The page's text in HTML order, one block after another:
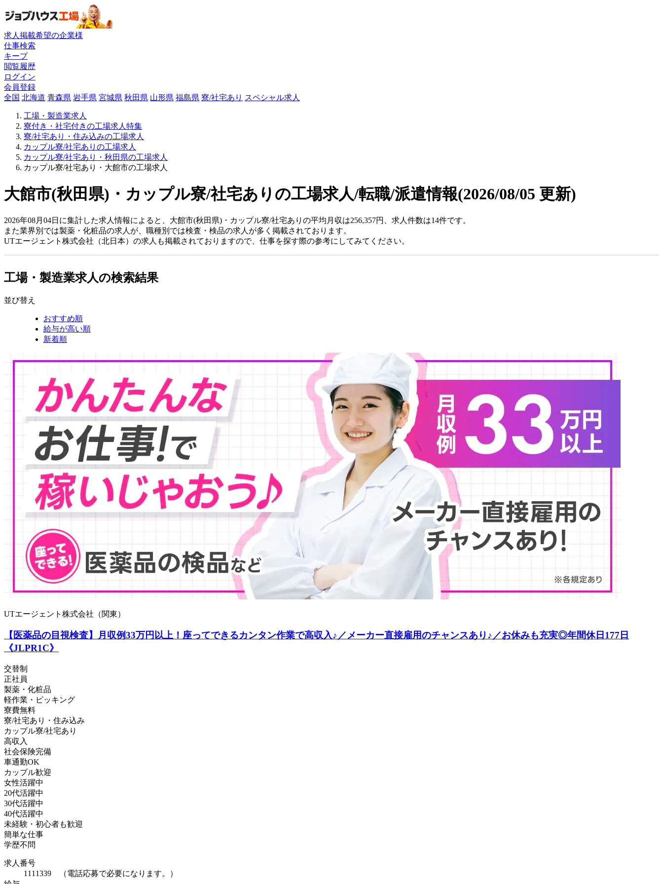
求人掲載希望の企業様
仕事検索
キープ
閲覧履歴
ログイン
会員登録
全国 北海道 青森県 岩手県 宮城県 秋田県 山形県 福島県 寮/社宅あり スペシャル求人
工場・製造業求人
寮付き・社宅付きの工場求人特集
寮/社宅あり・住み込みの工場求人
カップル寮/社宅ありの工場求人
カップル寮/社宅あり・秋田県の工場求人
カップル寮/社宅あり・大館市の工場求人
大館市(秋田県)・カップル寮/社宅ありの工場求人/転職/派遣情報(2026/08/05 更新)
2026年08月04日に集計した求人情報によると、大館市(秋田県)・カップル寮/社宅ありの平均月収は256,357円、求人件数は14件です。
また業界別では製薬・化粧品の求人が、職種別では検査・検品の求人が多く掲載されております。
UTエージェント株式会社（北日本）の求人も掲載されておりますので、仕事を探す際の参考にしてみてください。
工場・製造業求人の検索結果
並び替え
おすすめ順
給与が高い順
新着順
UTエージェント株式会社（関東）
【医薬品の目視検査】月収例33万円以上！座ってできるカンタン作業で高収入♪／メーカー直接雇用のチャンスあり♪／お休みも充実◎年間休日177日
《JLPR1C》
交替制
正社員
製薬・化粧品
軽作業・ピッキング
寮費無料
寮/社宅あり・住み込み
カップル寮/社宅あり
高収入
社会保険完備
車通勤OK
カップル歓迎
女性活躍中
20代活躍中
30代活躍中
40代活躍中
未経験・初心者も歓迎
簡単な仕事
学歴不問
求人番号
1111339 （電話応募で必要になります。）